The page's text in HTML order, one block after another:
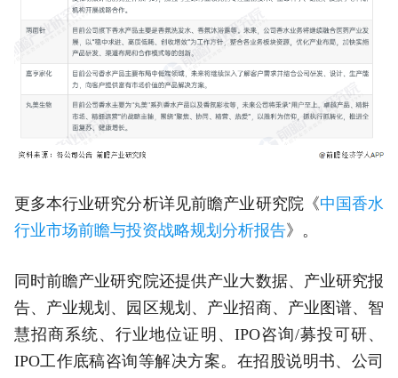
更多本行业研究分析详见前瞻产业研究院《中国香水
行业市场前瞻与投资战略规划分析报告》。
同时前瞻产业研究院还提供产业大数据、产业研究报
告、产业规划、园区规划、产业招商、产业图谱、智
慧招商系统、行业地位证明、IPO咨询/募投可研、
IPO工作底稿咨询等解决方案。在招股说明书、公司